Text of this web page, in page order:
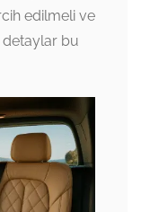
edilmeli ve
detaylar bu